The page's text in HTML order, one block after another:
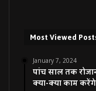
Most Viewed
January 7, 2024
पांच साल तक
क्या-क्या काम